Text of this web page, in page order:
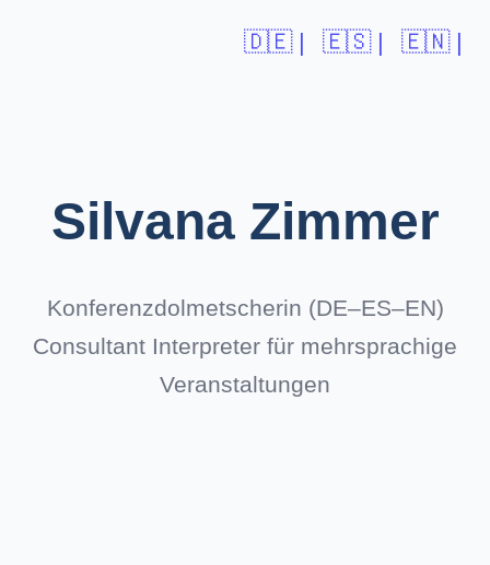
🇩🇪 | 🇪🇸 | 🇪🇳 |
Silvana Zimmer
Konferenzdolmetscherin (DE–ES–EN)
Consultant Interpreter für mehrsprachige
Veranstaltungen